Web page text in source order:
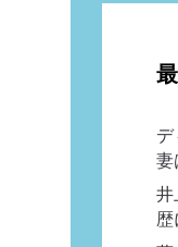
妻
井